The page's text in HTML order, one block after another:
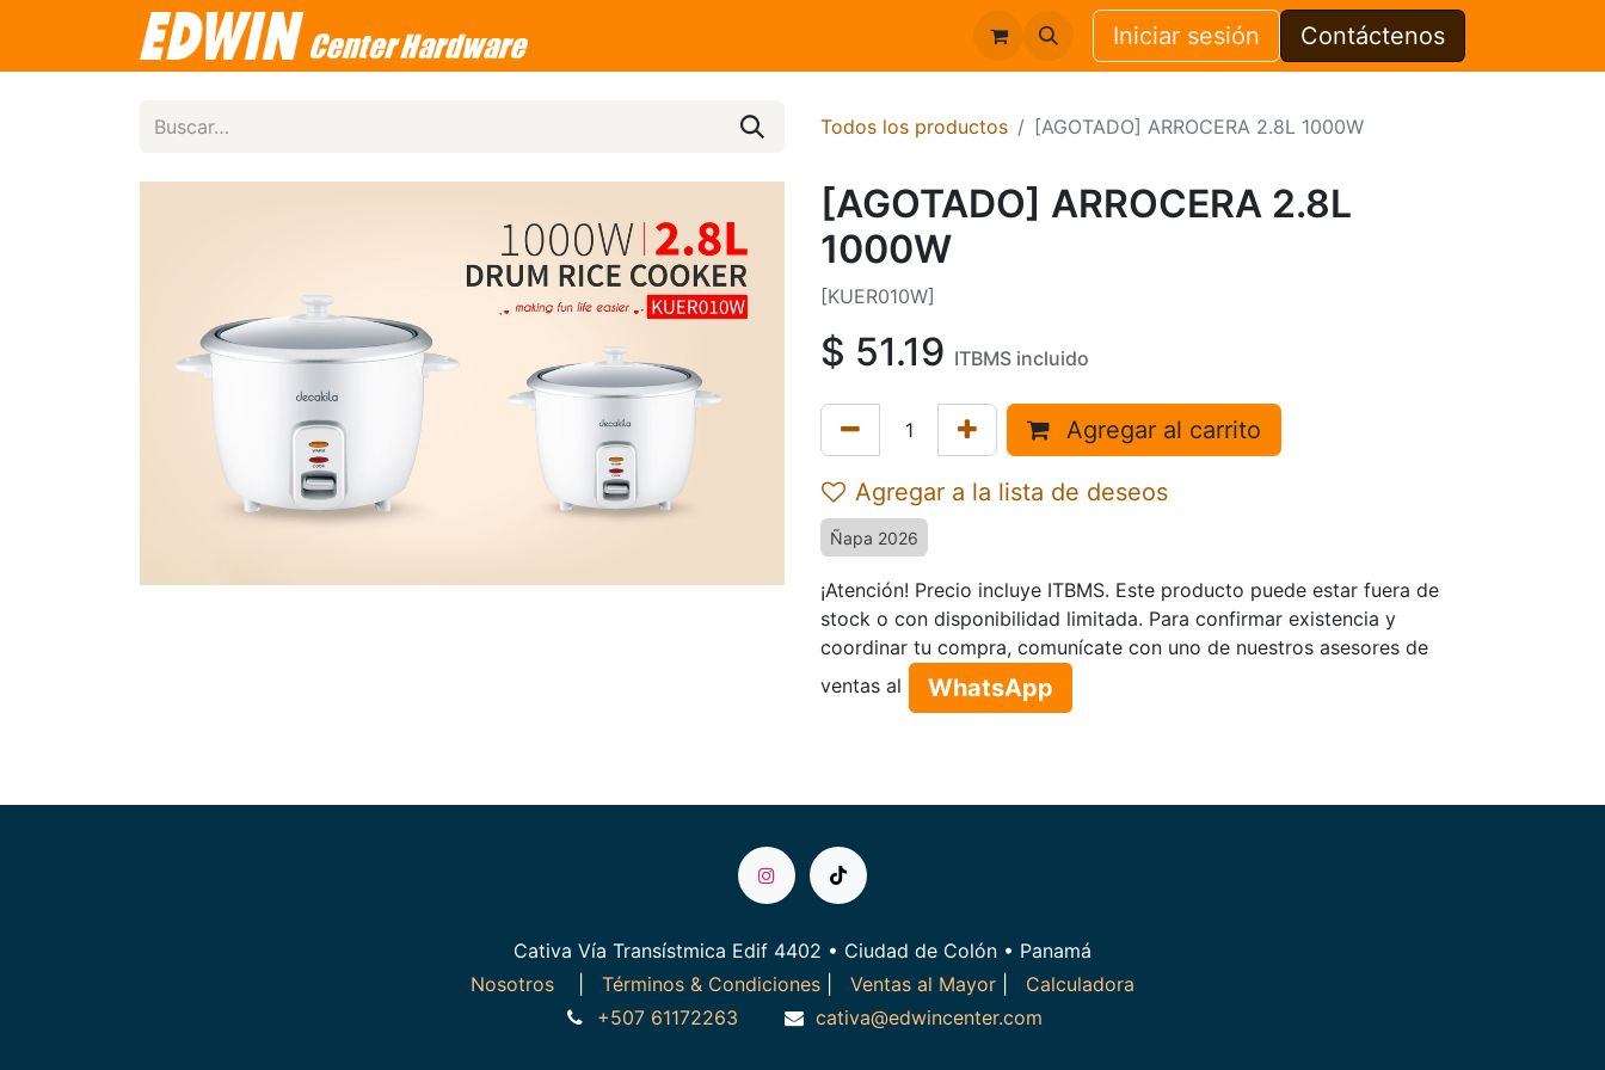
Iniciar sesión Contáctenos
Todos los productos [AGOTADO] ARROCERA 2.8L 1000W
[AGOTADO] ARROCERA 2.8L
1000W
[KUER010W]
$ 51.19 ITBMS incluido
Agregar al carrito
Agregar a la lista de deseos
Ñapa 2026
¡Atención! Precio incluye ITBMS. Este producto puede estar fuera de
stock o con disponibilidad limitada. Para confirmar existencia y
coordinar tu compra, comunícate con uno de nuestros asesores de
ventas al
WhatsApp​​​​
Cativa Vía Transístmica Edif 4402 • Ciudad de Colón • Panamá
Nosotros
Términos & Condiciones Ventas al Mayor
Calculadora
+507 61172263
cativa@edwincenter.com